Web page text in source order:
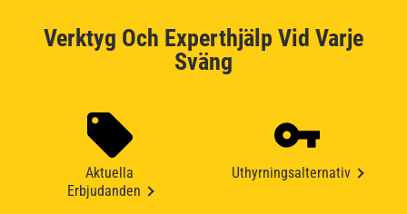
Verktyg Och Experthjälp Vid Varje
Sväng
Aktuella
Erbjudanden
Uthyrningsalternativ